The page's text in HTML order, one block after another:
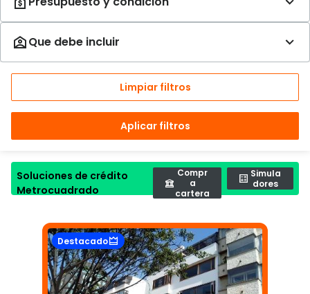
Limpiar filtros
Aplicar filtros
Soluciones de crédito
Metrocuadrado
Compr
a
cartera
Simula
dores
Destacado